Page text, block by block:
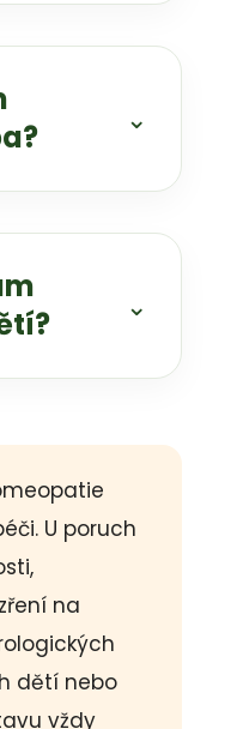
⌄
⌄
U poruch
na
dětí nebo
vždy